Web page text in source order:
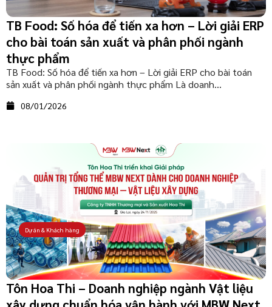
TB Food: Số hóa để tiến xa hơn – Lời giải ERP
cho bài toán sản xuất và phân phối ngành
thực phẩm
TB Food: Số hóa để tiến xa hơn – Lời giải ERP cho bài toán
sản xuất và phân phối ngành thực phẩm​ Là doanh...
08/01/2026
Tôn Hoa Thi – Doanh nghiệp ngành Vật liệu
Dự án & Khách hàng